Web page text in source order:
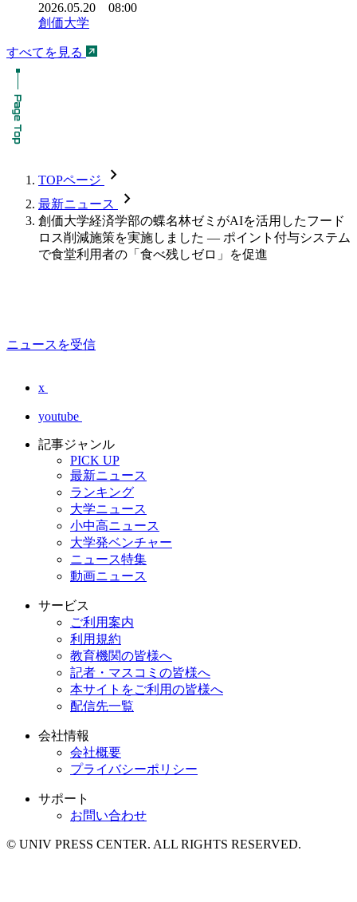
2026.05.20 08:00
創価大学
すべてを見る
TOPページ chevron_forward
最新ニュース chevron_forward
創価大学経済学部の蝶名林ゼミがAIを活用したフード
ロス削減施策を実施しました ― ポイント付与システム
で食堂利用者の「食べ残しゼロ」を促進
ニュースを受信
x
youtube
記事ジャンル
PICK UP
最新ニュース
ランキング
大学ニュース
小中高ニュース
大学発ベンチャー
ニュース特集
動画ニュース
サービス
ご利用案内
利用規約
教育機関の皆様へ
記者・マスコミの皆様へ
本サイトをご利用の皆様へ
配信先一覧
会社情報
会社概要
プライバシーポリシー
サポート
お問い合わせ
© UNIV PRESS CENTER. ALL RIGHTS RESERVED.